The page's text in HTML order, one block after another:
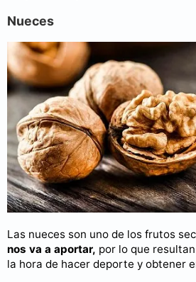
Nueces
Las nueces son uno de los frutos
nos va a aportar, por lo que
la hora de hacer deporte y obtener